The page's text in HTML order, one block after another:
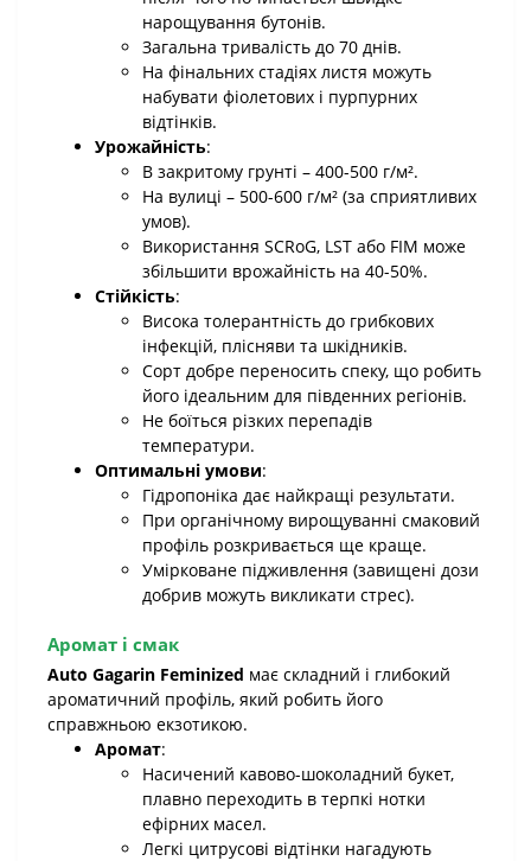
нарощування бутонів.
Загальна тривалість до 70 днів.
На фінальних стадіях листя можуть
набувати фіолетових і пурпурних
відтінків.
Урожайність:
В закритому грунті – 400-500 г/м².
На вулиці – 500-600 г/м² (за сприятливих
умов).
Використання SCRoG, LST або FIM може
збільшити врожайність на 40-50%.
Стійкість:
Висока толерантність до грибкових
інфекцій, плісняви та шкідників.
Сорт добре переносить спеку, що робить
його ідеальним для південних регіонів.
Не боїться різких перепадів
температури.
Оптимальні умови:
Гідропоніка дає найкращі результати.
При органічному вирощуванні смаковий
профіль розкривається ще краще.
Умірковане підживлення (завищені дози
добрив можуть викликати стрес).
Аромат і смак
Auto Gagarin Feminized має складний і глибокий
ароматичний профіль, який робить його
справжньою екзотикою.
Аромат:
Насичений кавово-шоколадний букет,
плавно переходить в терпкі нотки
ефірних масел.
Легкі цитрусові відтінки нагадують